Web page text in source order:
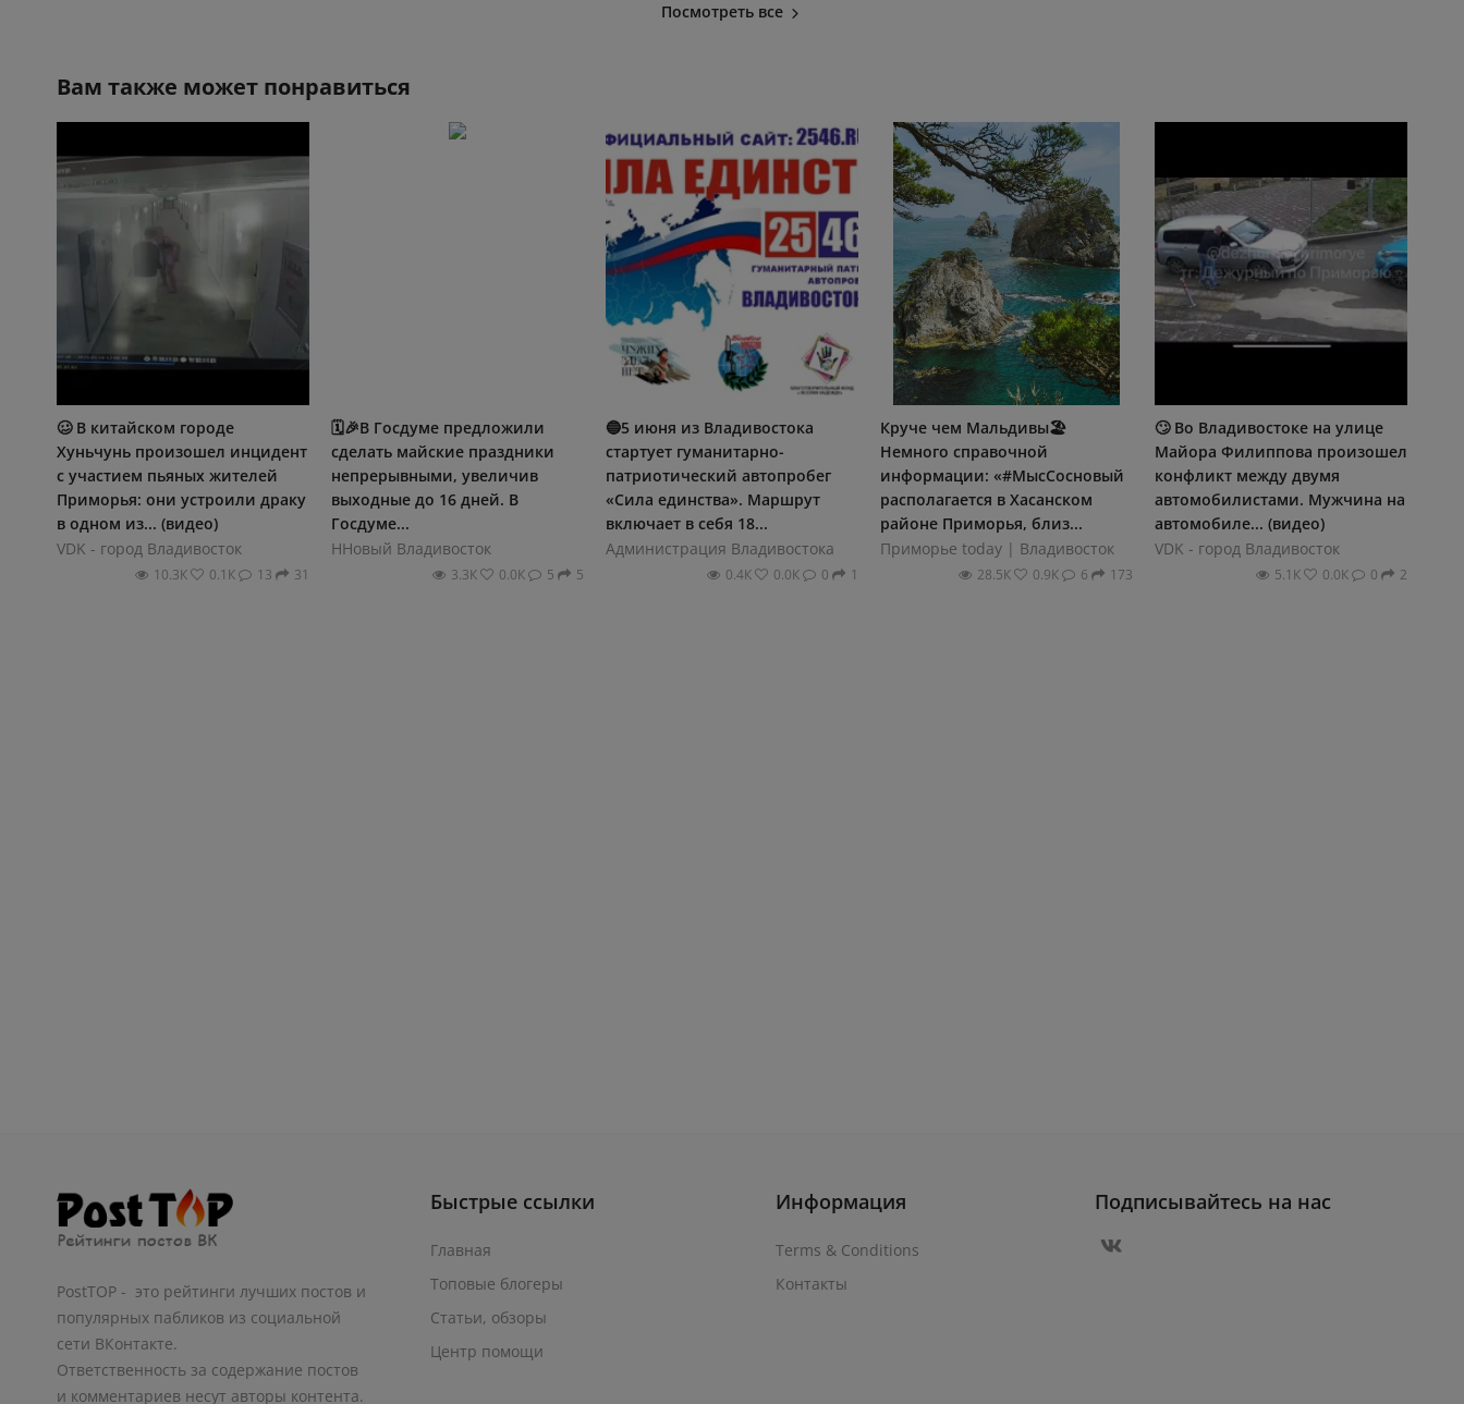
Посмотреть все
Вам также может понравиться
🥴 В китайском городе
Хуньчунь произошел инцидент
с участием пьяных жителей
Приморья: они устроили драку
в одном из... (видео)
VDK - город Владивосток
10.3К 0.1К 13 31
🗓️🎉В Госдуме предложили
сделать майские праздники
непрерывными, увеличив
выходные до 16 дней. В
Госдуме...
ННовый Владивосток
3.3К 0.0К 5 5
🔵5 июня из Владивостока
стартует гуманитарно-
патриотический автопробег
«Сила единства». Маршрут
включает в себя 18...
Администрация Владивостока
0.4К 0.0К 0 1
Круче чем Мальдивы🏖️
Немного справочной
информации: «#МысСосновый
располагается в Хасанском
районе Приморья, близ...
Приморье today | Владивосток
28.5К 0.9К 6 173
🙄 Во Владивостоке на улице
Майора Филиппова произошел
конфликт между двумя
автомобилистами. Мужчина на
автомобиле... (видео)
VDK - город Владивосток
5.1К 0.0К 0 2
PostTOP - это рейтинги лучших постов и
популярных пабликов из социальной
сети ВКонтакте.
Ответственность за содержание постов
и комментариев несут авторы контента.
Быстрые ссылки
Главная
Топовые блогеры
Статьи, обзоры
Центр помощи
Информация
Terms & Conditions
Контакты
Подписывайтесь на нас